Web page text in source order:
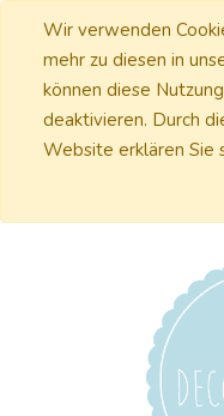
Wir verwenden
mehr zu diesen in
können diese
deaktivieren. Durch
Website erklären Sie